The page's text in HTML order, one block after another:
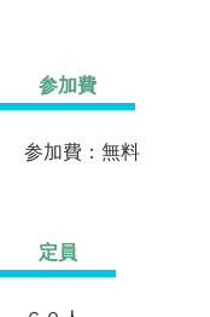
参加費
参加費：無料
定員